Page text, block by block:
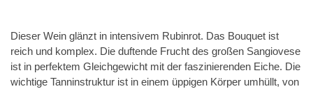
Dieser Wein glänzt in intensivem Rubinrot. Das Bouquet ist
reich und komplex. Die duftende Frucht des großen Sangiovese
ist in perfektem Gleichgewicht mit der faszinierenden Eiche. Die
wichtige Tanninstruktur ist in einem üppigen Körper umhüllt, von